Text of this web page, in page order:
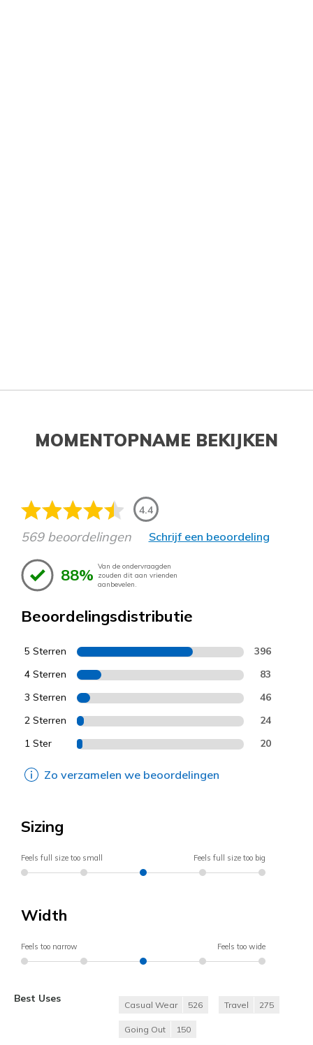
MOMENTOPNAME BEKIJKEN
4.4
569 beoordelingen Schrijf een beoordeling
88% Van de ondervraagden
zouden dit aan vrienden
aanbevelen.
Beoordelingsdistributie
5 Sterren 396
4 Sterren 83
3 Sterren 46
2 Sterren 24
1 Ster 20
Zo verzamelen we beoordelingen
Sizing
Feels full size too small Feels full size too big
Width
Feels too narrow Feels too wide
Best Uses
Casual Wear 526 Travel 275
Going Out 150